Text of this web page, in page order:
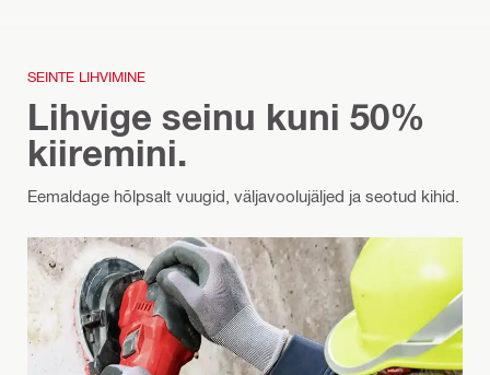
SEINTE LIHVIMINE
Lihvige seinu kuni 50%
kiiremini.
Eemaldage hõlpsalt vuugid, väljavoolujäljed ja seotud kihid.